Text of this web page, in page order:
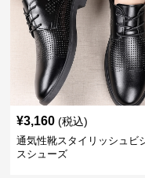
¥3,160 (税込)
通気性靴スタイリッシュビ
スシューズ